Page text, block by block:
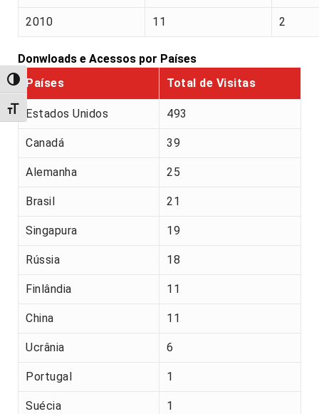
Alternar alto contraste
Alternar tamanho da fonte
2010 11 2
Donwloads e Acessos por Países
Países
Total de Visitas
Estados Unidos 493
Canadá 39
Alemanha 25
Brasil 21
Singapura 19
Rússia 18
Finlândia 11
China 11
Ucrânia 6
Portugal 1
Suécia 1